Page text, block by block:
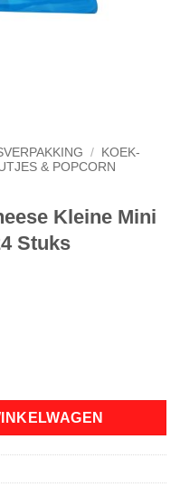
/
KOEK-
& POPCORN
Kleine Mini
Stuks
Mini Zakjes 30 gram Doos